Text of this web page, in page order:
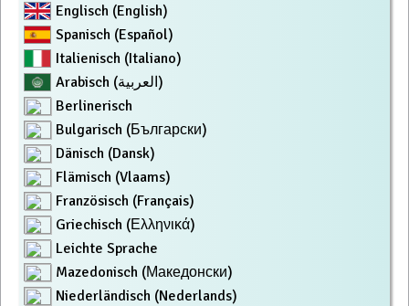
Englisch (English)
Spanisch (Español)
Italienisch (Italiano)
Arabisch (العربية)
Berlinerisch
Bulgarisch (Български)
Dänisch (Dansk)
Flämisch (Vlaams)
Französisch (Français)
Griechisch (Ελληνικά)
Leichte Sprache
Mazedonisch (Македонски)
Niederländisch (Nederlands)